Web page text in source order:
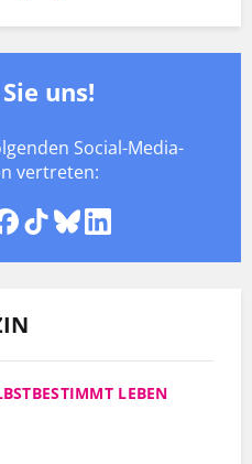
uns!
Social-Media-
vertreten:
LEBEN